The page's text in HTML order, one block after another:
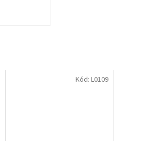
Kód: L0109